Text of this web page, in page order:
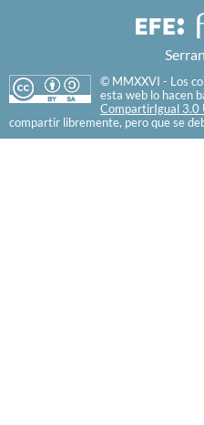
© MMXXVI - Los
esta web lo hacen
CompartirIgual 3.0
compartir libremente, pero que se